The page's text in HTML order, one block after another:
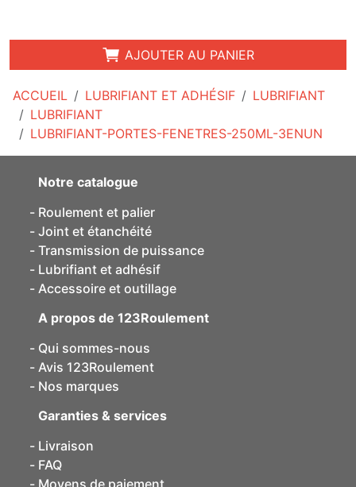
ACCUEIL LUBRIFIANT ET ADHÉSIF
LUBRIFIANT
LUBRIFIANT
LUBRIFIANT-PORTES-FENETRES-250ML-3ENUN
AJOUTER AU PANIER
Notre catalogue
Roulement et palier
Joint et étanchéité
Transmission de puissance
Lubrifiant et adhésif
Accessoire et outillage
A propos de 123Roulement
Qui sommes-nous
Avis 123Roulement
Nos marques
Garanties & services
Livraison
FAQ
Moyens de paiement